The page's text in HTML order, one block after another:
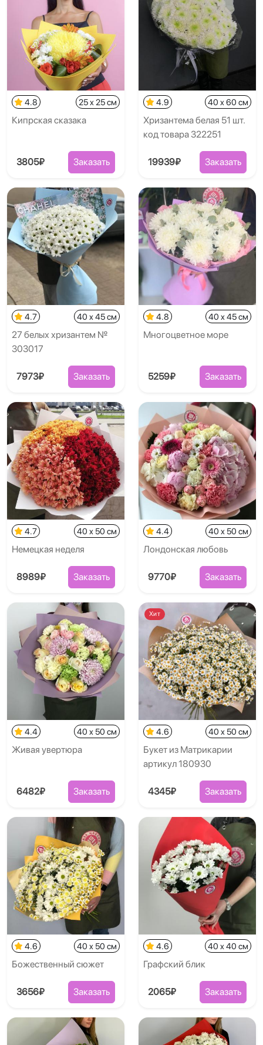
4.8 25 x 25 см
Кипрская сказака
3805₽ Заказать
4.9 40 x 60 см
Хризантема белая 51 шт.
код товара 322251
19939₽ Заказать
4.7 40 x 45 см
27 белых хризантем №
303017
7973₽ Заказать
4.8 40 x 45 см
Многоцветное море
5259₽ Заказать
4.7 40 x 50 см
Немецкая неделя
8989₽ Заказать
4.4 40 x 50 см
Лондонская любовь
9770₽ Заказать
4.4 40 x 50 см
Живая увертюра
6482₽ Заказать
Хит
4.6 40 x 50 см
Букет из Матрикарии
артикул 180930
4345₽ Заказать
4.6 40 x 50 см
Божественный сюжет
3656₽ Заказать
4.6 40 x 40 см
Графский блик
2065₽ Заказать